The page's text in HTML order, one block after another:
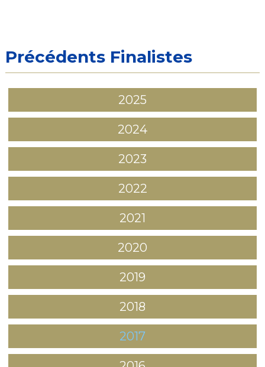
Précédents Finalistes
2025
2024
2023
2022
2021
2020
2019
2018
2017